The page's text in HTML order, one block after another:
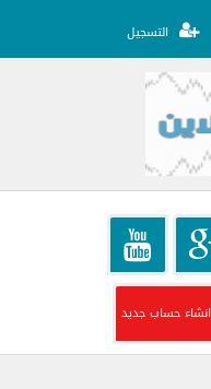
التسجيل
انشاء حساب جديد